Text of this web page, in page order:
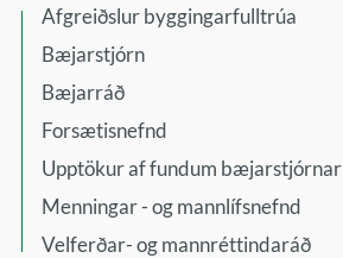
Afgreiðslur byggingarfulltrúa
Bæjarstjórn
Bæjarráð
Forsætisnefnd
Upptökur af fundum bæjarstjórnar
Menningar - og mannlífsnefnd
Velferðar- og mannréttindaráð